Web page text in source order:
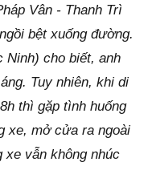
Vân - Thanh Trì
bệt xuống đường.
Ninh) cho biết, anh
Tuy nhiên, khi di
thì gặp tình huống
xe, mở cửa ra ngoài
xe vẫn không nhúc